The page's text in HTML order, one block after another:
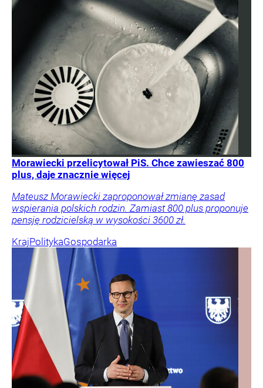
Morawiecki przelicytował PiS. Chce zawieszać 800
plus, daje znacznie więcej
Mateusz Morawiecki zaproponował zmianę zasad
wspierania polskich rodzin. Zamiast 800 plus proponuje
pensję rodzicielską w wysokości 3600 zł.
KrajPolitykaGospodarka